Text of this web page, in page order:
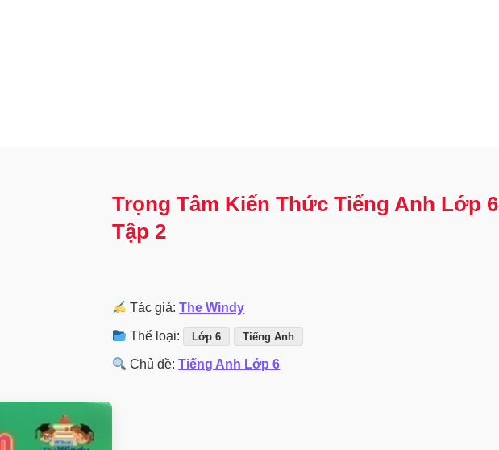
Trọng Tâm Kiến Thức Tiếng Anh Lớp 6
Tập 2
Tác giả:The Windy
Thể loại: Lớp 6 Tiếng Anh
Chủ đề:Tiếng Anh Lớp 6